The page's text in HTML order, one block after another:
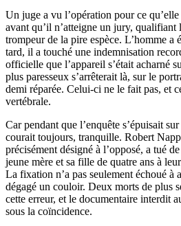
Un juge a vu l’opération pour ce
avant qu’il n’atteigne un jury, qualifiant
trompeur de la pire espèce. L’homme a
tard, il a touché une indemnisation
officielle que l’appareil s’était acharné
plus paresseux s’arrêterait là, sur le
demi réparée. Celui-ci ne le fait pas, et
vertébrale.
Car pendant que l’enquête s’épuisait
courait toujours, tranquille. Robert
précisément désigné à l’opposé, a tué
jeune mère et sa fille de quatre ans à
La fixation n’a pas seulement échoué à
dégagé un couloir. Deux morts de plus
cette erreur, et le documentaire interdit
sous la coïncidence.